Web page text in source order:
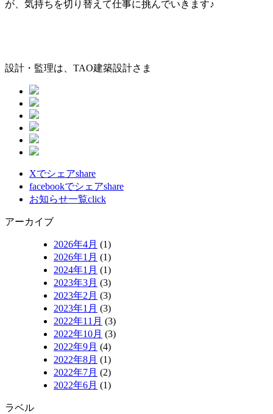
が、気持ちを切り替えて仕事に挑んでいきます♪
設計・監理は、TAO建築設計さま
Xでシェアshare
facebookでシェアshare
お知らせ一覧click
アーカイブ
2026年4月 (1)
2026年1月 (1)
2024年1月 (1)
2023年3月 (3)
2023年2月 (3)
2023年1月 (3)
2022年11月 (3)
2022年10月 (3)
2022年9月 (4)
2022年8月 (1)
2022年7月 (2)
2022年6月 (1)
ラベル